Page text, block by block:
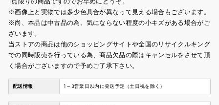
※画像上と実物では多少色具合が異なって見える場合もございます。
※尚、本品は中古品の為、気にならない程度の小キズがある場合がご
ざいます。
当ストアの商品は他のショッピングサイトや全国のリサイクルキング
での同時販売を行っている為、商品欠品の際はキャンセルをさせて頂
く場合がございますので予めご了承下さい。
配送情報 1～3営業日以内に発送予定（土日祝を除く）